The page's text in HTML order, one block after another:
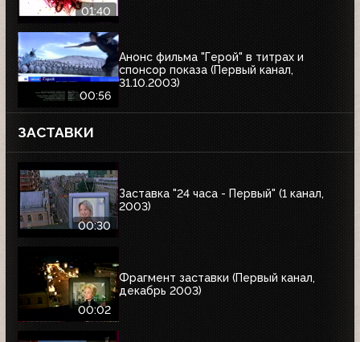
01:40
00:56
Анонс фильма "Герой" в титрах и
спонсор показа (Первый канал,
31.10.2003)
ЗАСТАВКИ
00:30
Заставка "24 часа - Первый" (1 канал,
2003)
00:02
Фрагмент заставки (Первый канал,
декабрь 2003)